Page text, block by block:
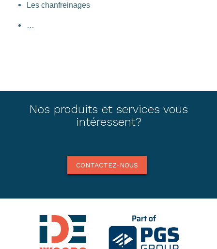
Les chanfreinages
…
Nos produits et services vous
intéressent?
CONTACTEZ-NOUS